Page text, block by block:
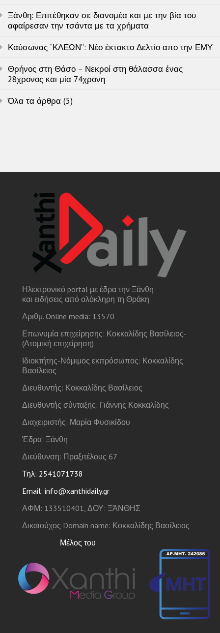
Ξάνθη: Επιτέθηκαν σε διανομέα και με την βία του
αφαίρεσαν την τσάντα με τα χρήματα
Καύσωνας “ΚΛΕΩΝ”: Νέο έκτακτο Δελτίο απο την ΕΜΥ
Θρήνος στη Θάσο – Νεκροί στη θάλασσα ένας
28χρονος και μία 74χρονη
Όλα τα άρθρα (5)
Ηλεκτρονικό portal με έδρα την Ξάνθη
και ειδήσεις από ολόκληρη τη Θράκη
Αριθμ. Online media: 13570
Επωνυμία επιχείρησης: Κοκκαλίδης Βασίλειος-
(Ατομική επιχείρηση)
Ιδιοκτήτης-Νόμιμος εκπρόσωπος: Κοκκαλίδης
Βασίλειος
Διευθυντής: Κοκκαλίδης Βασίλειος
Διευθυντής σύνταξης: Γιάννης Κοκκαλίδης
Διαχειριστής: Μαρία Φυσικίδου
Έδρα: Ξάνθη
Διεύθυνση: Πραξιτέλους 67
Τηλ: 2541071738
Email: info@xanthidaily.gr
ΑΦΜ: 133510401, ΔΟΥ: ΞΆΝΘΗΣ
Δικαιούχος Domain name: Κοκκαλίδης Βασίλειος
Μέλος του